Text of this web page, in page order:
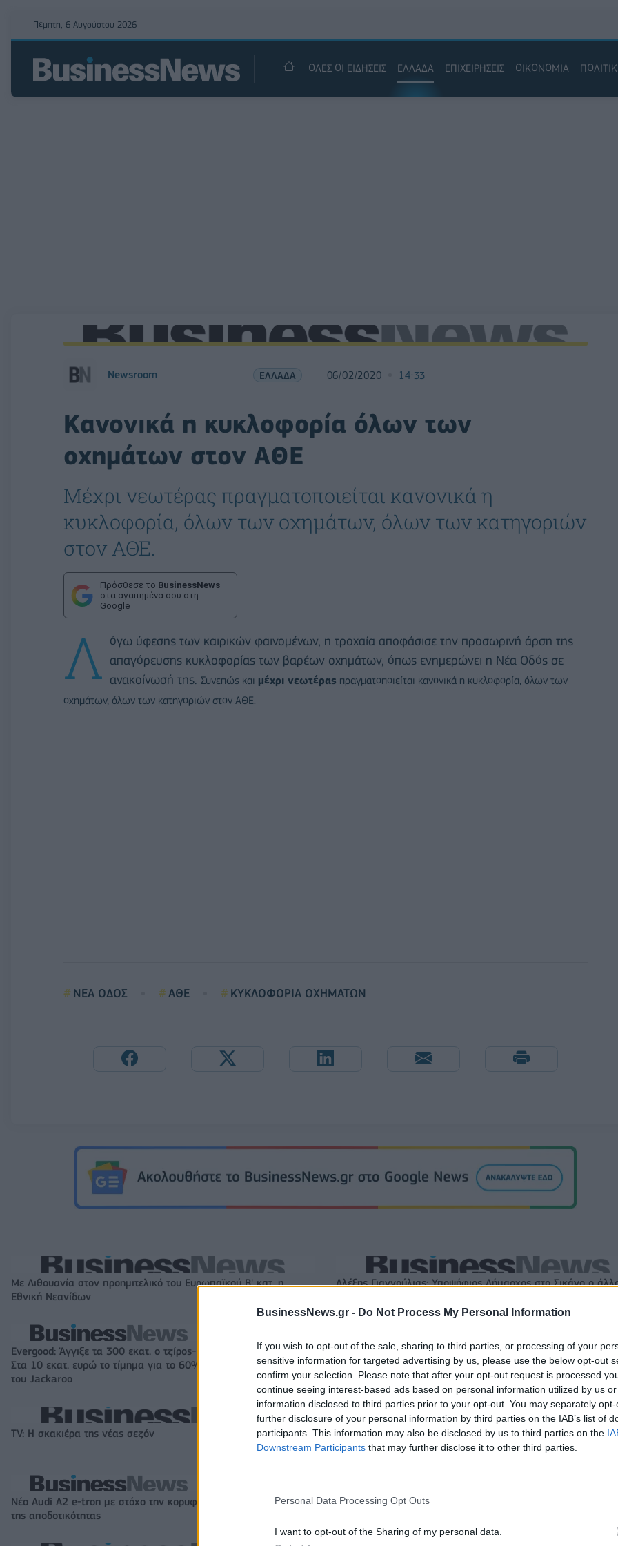
BusinessNews.gr - Do Not Process My Personal Information
If you wish to opt-out of the sale, sharing to third parties, or processing of your
sensitive information for targeted advertising by us, please use the below opt-out
confirm your selection. Please note that after your opt-out request is processed
continue seeing interest-based ads based on personal information utilized by us
information disclosed to third parties prior to your opt-out. You may separately
further disclosure of your personal information by third parties on the IAB’s list of
participants. This information may also be disclosed by us to third parties on the
Downstream Participants that may further disclose it to other third parties.
Personal Data Processing Opt Outs
I want to opt-out of the Sharing of my personal data.
Πέμπτη, 6 Αυγούστου 2026
ΟΛΕΣ ΟΙ ΕΙΔΗΣΕΙΣ ΕΛΛΑΔΑ ΕΠΙΧΕΙΡΗΣΕΙΣ ΟΙΚΟΝΟΜΙΑ
Newsroom ΕΛΛΑΔΑ 06/02/2020 14:33
Κανονικά η κυκλοφορία όλων των
οχημάτων στον ΑΘΕ
Μέχρι νεωτέρας πραγματοποιείται κανονικά η
κυκλοφορία, όλων των οχημάτων, όλων των κατηγοριών
στον ΑΘΕ.
Πρόσθεσε το BusinessNews
στα αγαπημένα σου στη
Google
Λ όγω ύφεσης των καιρικών φαινομένων, η τροχαία αποφάσισε την προσωρινή άρση της
απαγόρευσης κυκλοφορίας των βαρέων οχημάτων, όπως ενημερώνει η Νέα Οδός σε
ανακοίνωσή της. Συνεπώς και μέχρι νεωτέρας πραγματοποιείται κανονικά η κυκλοφορία, όλων των
οχημάτων, όλων των κατηγοριών στον ΑΘΕ.
ΝΕΑ ΟΔΟΣ ΑΘΕ ΚΥΚΛΟΦΟΡΙΑ ΟΧΗΜΑΤΩΝ
Με Λιθουανία στον προημιτελικό του Ευρωπαϊκού Β' κατ. η
Εθνική Νεανίδων
Αλέξης Γιαννούλιας: Υποψήφιος Δήμαρχος στο Σικάγο ο
Evergood: Άγγιξε τα 300 εκατ. ο τζίρος-
Στα 10 εκατ. ευρώ το τίμημα για το 60%
του Jackaroo
Όμιλος AKTOR: Εξαγοράζει το 75% των
ΗΛΕΚΤΩΡ και THALIS – Στρατηγική
συνεργασία με τη Motor Oil
ΔΕΗ: Ισχυρή ανάπτυξη στο α΄
2026 με προσαρμοσμένο EBITDA
δισ. ευρώ
TV: Η σκακιέρα της νέας σεζόν
IAB Hellas: Νέα Διοικούσα Επιτροπή και νέο Διοικητικό
- Πρόεδρος ο Γαληνός Γιαγλής
Νέο Audi A2 e-tron με στόχο την κορυφή
της αποδοτικότητας
Η Chery επενδύει 75 εκατ. δολάρια στην